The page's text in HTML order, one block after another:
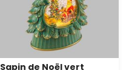
Sapin de Noël vert